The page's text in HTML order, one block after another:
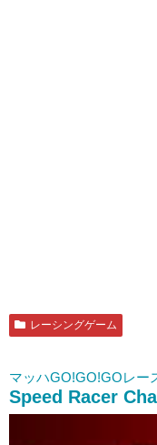
レーシングゲーム
マッハGO!GO!GOレー
Speed Racer